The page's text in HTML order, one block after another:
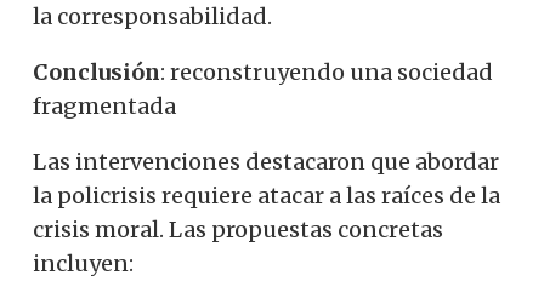
la corresponsabilidad.
Conclusión: reconstruyendo una sociedad
fragmentada
Las intervenciones destacaron que abordar
la policrisis requiere atacar a las raíces de la
crisis moral. Las propuestas concretas
incluyen: